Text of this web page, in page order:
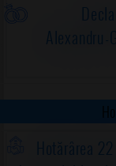
Alexandru-
Hotărârea